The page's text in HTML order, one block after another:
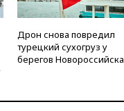
Дрон снова повредил
турецкий сухогруз у
берегов Новороссийска